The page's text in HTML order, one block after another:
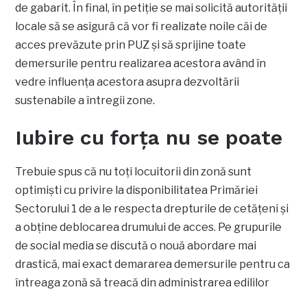
de gabarit. În final, în petiție se mai solicită autorității
locale să se asigură că vor fi realizate noile căi de
acces prevăzute prin PUZ și să sprijine toate
demersurile pentru realizarea acestora având în
vedre influența acestora asupra dezvoltării
sustenabile a întregii zone.
Iubire cu forța nu se poate
Trebuie spus că nu toți locuitorii din zonă sunt
optimiști cu privire la disponibilitatea Primăriei
Sectorului 1 de a le respecta drepturile de cetățeni și
a obține deblocarea drumului de acces. Pe grupurile
de social media se discută o nouă abordare mai
drastică, mai exact demararea demersurile pentru ca
întreaga zonă să treacă din administrarea edililor